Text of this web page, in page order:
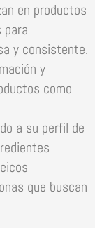
en productos
para
y consistente.
y
como
a su perfil de
que buscan